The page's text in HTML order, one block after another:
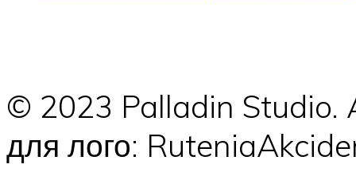
© 2023 Palladin
для лого: